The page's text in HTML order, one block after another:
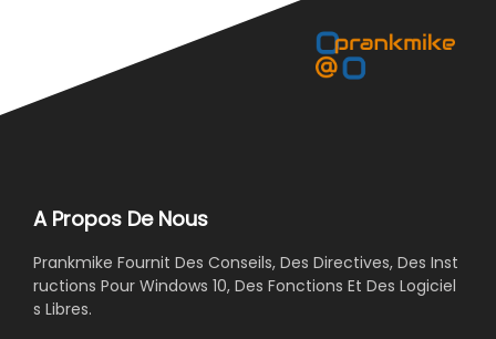
A Propos De Nous
Prankmike Fournit Des Conseils, Des Directives, Des Inst
ructions Pour Windows 10, Des Fonctions Et Des Logiciel
s Libres.